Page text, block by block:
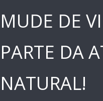
MUDE DE
PARTE DA
NATURAL!